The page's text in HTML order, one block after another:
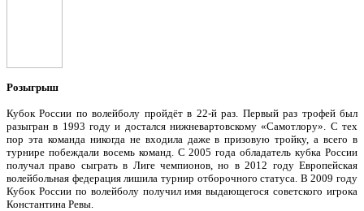
Розыгрыш
Кубок России по волейболу пройдёт в 22-й раз. Первый раз трофей был
разыгран в 1993 году и достался нижневартовскому «Самотлору». С тех
пор эта команда никогда не входила даже в призовую тройку, а всего в
турнире побеждали восемь команд. С 2005 года обладатель кубка России
получал право сыграть в Лиге чемпионов, но в 2012 году Европейская
волейбольная федерация лишила турнир отборочного статуса. В 2009 году
Кубок России по волейболу получил имя выдающегося советского игрока
Константина Ревы.